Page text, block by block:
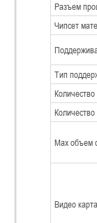
Разъем
Чипсет
Тип
Max объем
Видео